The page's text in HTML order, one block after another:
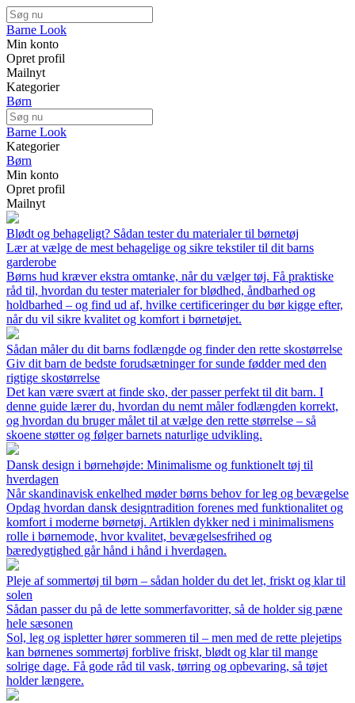
Barne Look
Min konto
Opret profil
Mailnyt
Kategorier
Børn
Barne Look
Kategorier
Børn
Min konto
Opret profil
Mailnyt
Blødt og behageligt? Sådan tester du materialer til børnetøj
Lær at vælge de mest behagelige og sikre tekstiler til dit barns
garderobe
Børns hud kræver ekstra omtanke, når du vælger tøj. Få praktiske
råd til, hvordan du tester materialer for blødhed, åndbarhed og
holdbarhed – og find ud af, hvilke certificeringer du bør kigge efter,
når du vil sikre kvalitet og komfort i børnetøjet.
Sådan måler du dit barns fodlængde og finder den rette skostørrelse
Giv dit barn de bedste forudsætninger for sunde fødder med den
rigtige skostørrelse
Det kan være svært at finde sko, der passer perfekt til dit barn. I
denne guide lærer du, hvordan du nemt måler fodlængden korrekt,
og hvordan du bruger målet til at vælge den rette størrelse – så
skoene støtter og følger barnets naturlige udvikling.
Dansk design i børnehøjde: Minimalisme og funktionelt tøj til
hverdagen
Når skandinavisk enkelhed møder børns behov for leg og bevægelse
Opdag hvordan dansk designtradition forenes med funktionalitet og
komfort i moderne børnetøj. Artiklen dykker ned i minimalismens
rolle i børnemode, hvor kvalitet, bevægelsesfrihed og
bæredygtighed går hånd i hånd i hverdagen.
Pleje af sommertøj til børn – sådan holder du det let, friskt og klar til
solen
Sådan passer du på de lette sommerfavoritter, så de holder sig pæne
hele sæsonen
Sol, leg og ispletter hører sommeren til – men med de rette plejetips
kan børnenes sommertøj forblive friskt, blødt og klar til mange
solrige dage. Få gode råd til vask, tørring og opbevaring, så tøjet
holder længere.